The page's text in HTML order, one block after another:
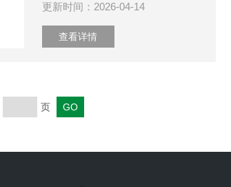
更新时间：2026-04-14
查看详情
页